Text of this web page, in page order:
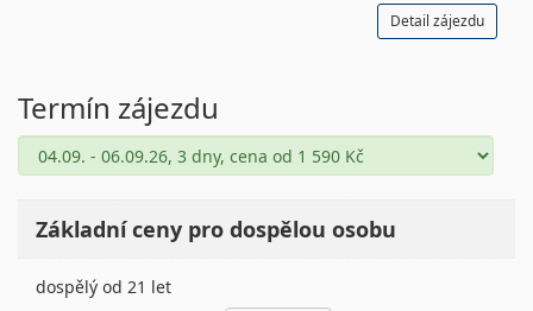
Detail zájezdu
Termín zájezdu
Základní ceny pro dospělou osobu
dospělý od 21 let